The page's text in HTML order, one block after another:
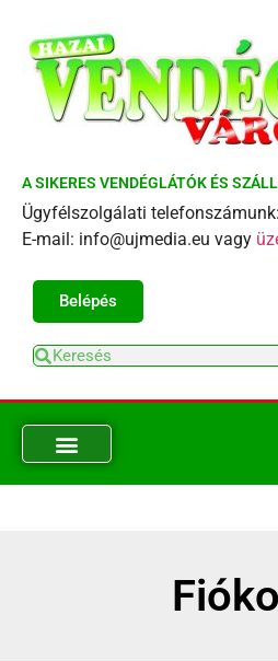
A SIKERES VENDÉGLÁTÓK ÉS
Ügyfélszolgálati
E-mail: info@ujmedia.eu vagy
Belépés